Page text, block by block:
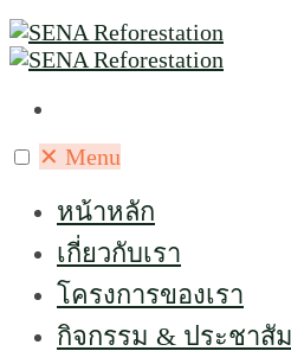
✕ Menu
หน้าหลัก
เกี่ยวกับเรา
โครงการของเรา
กิจกรรม & ประชาสั